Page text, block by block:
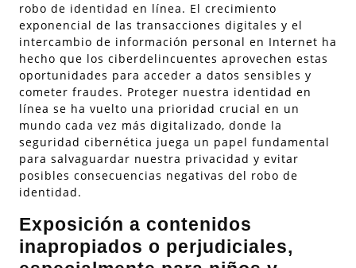
robo de identidad en línea. El crecimiento
exponencial de las transacciones digitales y el
intercambio de información personal en Internet ha
hecho que los ciberdelincuentes aprovechen estas
oportunidades para acceder a datos sensibles y
cometer fraudes. Proteger nuestra identidad en
línea se ha vuelto una prioridad crucial en un
mundo cada vez más digitalizado, donde la
seguridad cibernética juega un papel fundamental
para salvaguardar nuestra privacidad y evitar
posibles consecuencias negativas del robo de
identidad.
Exposición a contenidos
inapropiados o perjudiciales,